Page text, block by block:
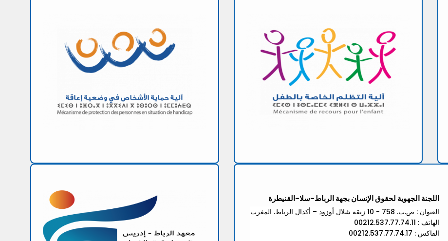
اللجنة الجهوية لحقوق الإنسان بجهة الرباط-سلا-القنيطرة
العنوان : ص.ب. 758 - 10 زنقة شلال أوزود – أكدال الرباط. المغرب
الهاتف : 00212.537.77.74.11
الفاكس : 00212.537.77.74.17